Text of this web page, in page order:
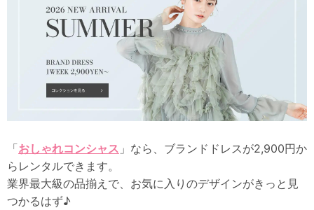
「おしゃれコンシャス 」なら、ブランドドレスが2,900円か
らレンタルできます。
業界最大級の品揃えで、お気に入りのデザインがきっと見
つかるはず♪